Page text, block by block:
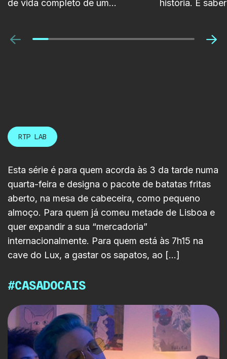
de vida completo de um
plataformas da RTP.
história. É
poderá ajudá-
Anterior
RTP LAB
Esta série é para quem acorda às 3 da tarde numa
quarta-feira e designa o pacote de batatas fritas
aberto, na mesa de cabeceira, como pequeno
almoço. Para quem já comeu metade de Lisboa e
quer expandir a sua “mercadoria”
internacionalmente. Para quem está às 7h15 na
cave do Lux, a gastar os sapatos, ao […]
#CASADOCAIS